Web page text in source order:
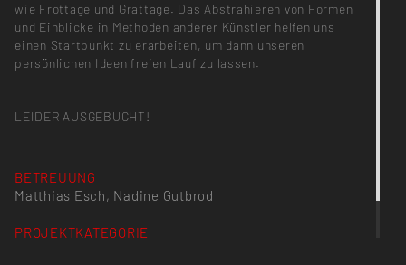
wie Frottage und Grattage. Das Abstrahieren von Formen
und Einblicke in Methoden anderer Künstler helfen uns
einen Startpunkt zu erarbeiten, um dann unseren
persönlichen Ideen freien Lauf zu lassen.
LEIDER AUSGEBUCHT!
BETREUUNG
Matthias Esch, Nadine Gutbrod
PROJEKTKATEGORIE